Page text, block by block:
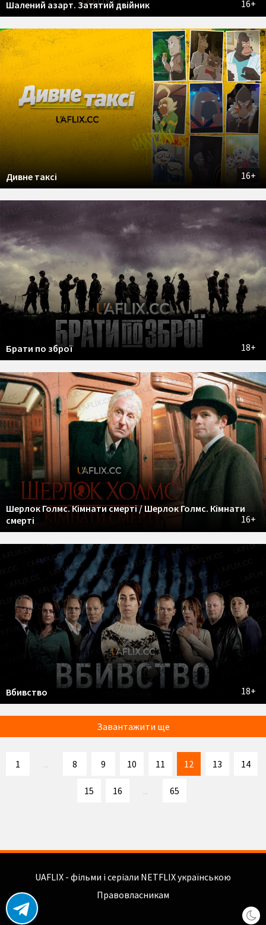
16+
Шалений азарт. Затятий двійник
16+
Дивне таксі
18+
Брати по зброї
16+
Шерлок Голмс. Кімнати смерті / Шерлок Голмс. Кімнати
смерті
18+
Вбивство
Завантажити ще
1 ... 8 9 10 11 12 13 14
15 16 ... 65
UAFLIX - фільми і серіали NETFLIX українською
Правовласникам